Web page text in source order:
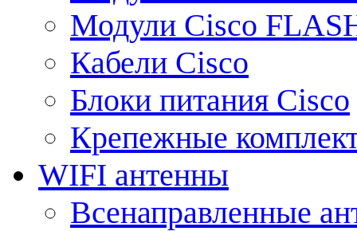
Модули Cisco
Кабели Cisco
Блоки питания Cisco
Крепежные
WIFI антенны
Всенаправленные